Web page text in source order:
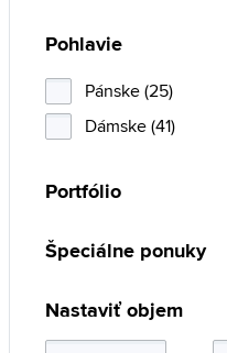
Pohlavie
Pánske (25)
Dámske (41)
Portfólio
Špeciálne ponuky
Nastaviť objem